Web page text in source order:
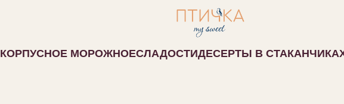
КОРПУСНОЕ МОРОЖНОЕСЛАДОСТИДЕСЕРТЫ В